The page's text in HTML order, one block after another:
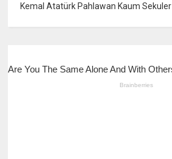
Kemal Atatürk Pahlawan Kaum Sekuler